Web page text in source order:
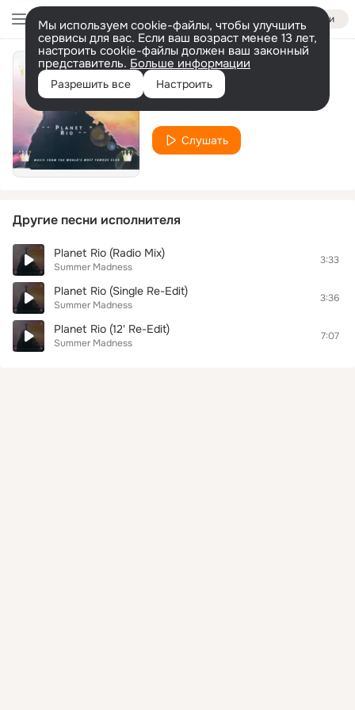
Войти
Мы используем cookie-файлы, чтобы улучшить
сервисы для вас. Если ваш возраст менее 13 лет,
настроить cookie-файлы должен ваш законный
представитель. Больше информации
Разрешить все Настроить
Disco Flash
Слушать
Другие песни исполнителя
Planet Rio (Radio Mix)
Summer Madness
3:33
Planet Rio (Single Re-Edit)
Summer Madness
3:36
Planet Rio (12' Re-Edit)
Summer Madness
7:07